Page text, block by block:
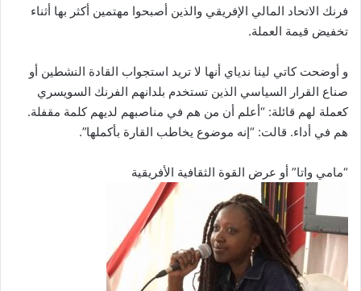
فرنك الاتحاد المالي الإفريقي والذين أصبحوا مهتمين أكثر بها أثناء
تخفيض قيمة العملة.
و أوضحت كاتي لينا ندياي أنها لا تريد استجواب القادة النشطين أو
صناع القرار السياسي الذين تستخدم بلدانهم الفرنك السويسري
كعملة لهم قائلة: “أعلم أن من هم في مناصبهم لديهم كلمة مقفلة.
هم في أداء. قالت: “إنه موضوع يخاطب القارة بأكملها”.
“مامي واتا” أو عرض القوة الثقافية الأفريقية